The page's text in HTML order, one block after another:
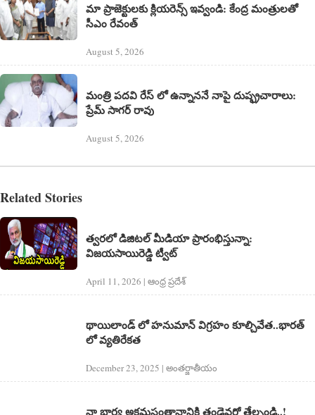
మా ప్రాజెక్టులకు క్లియరెన్స్ ఇవ్వండి: కేంద్ర మంత్రులతో
సీఎం రేవంత్
August 5, 2026
మంత్రి పదవి రేస్ లో ఉన్నాననే నాపై దుష్ఫ్రచారాలు:
ప్రేమ్ సాగర్ రావు
August 5, 2026
Related Stories
త్వరలో డిజిటల్ మీడియా ప్రారంభిస్తున్నా:
విజయసాయిరెడ్డి ట్వీట్
April 11, 2026 | ఆంధ్ర ప్రదేశ్
థాయిలాండ్ లో హనుమాన్ విగ్రహం కూల్చివేత..భారత్
లో వ్యతిరేకత
December 23, 2025 | అంత‌ర్జాతీయం
నా భార్య అక్రమసంతానానికి తండ్రెవరో తేల్చండి..!